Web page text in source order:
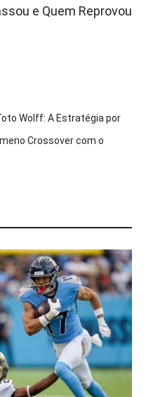
e Quem Reprovou
Wolff: A Estratégia por
Crossover com o